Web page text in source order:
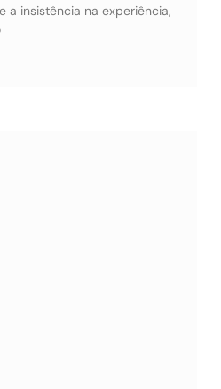
a insistência na experiência,